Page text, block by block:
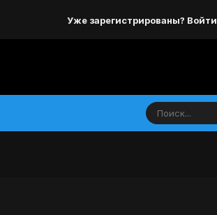
Уже зарегистрированы? Войти